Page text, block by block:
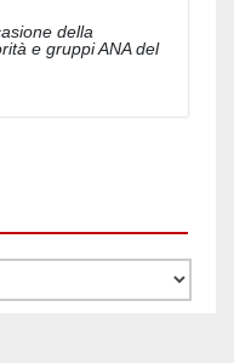
della
e gruppi ANA del